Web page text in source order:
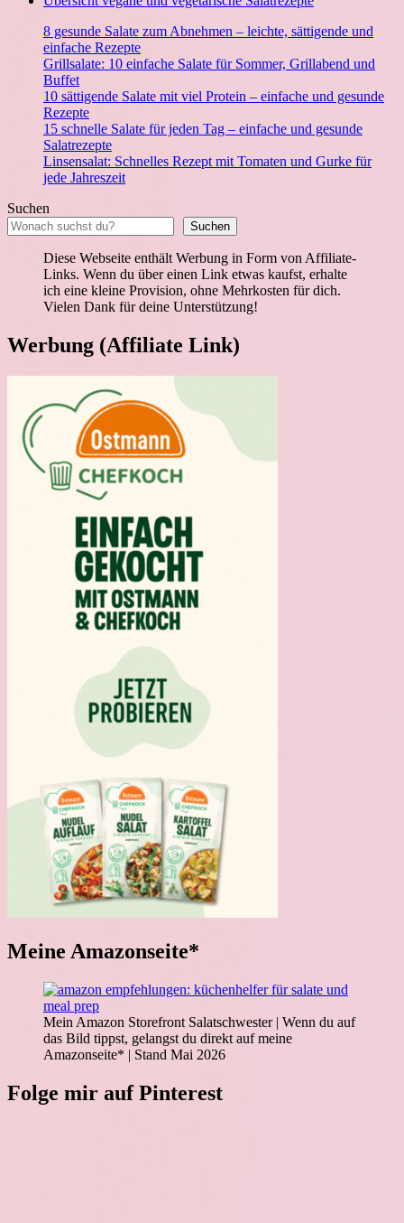
8 gesunde Salate zum Abnehmen – leichte, sättigende und
einfache Rezepte
Grillsalate: 10 einfache Salate für Sommer, Grillabend und
Buffet
10 sättigende Salate mit viel Protein – einfache und gesunde
Rezepte
15 schnelle Salate für jeden Tag – einfache und gesunde
Salatrezepte
Linsensalat: Schnelles Rezept mit Tomaten und Gurke für
jede Jahreszeit
Suchen
Suchen
Diese Webseite enthält Werbung in Form von Affiliate-
Links. Wenn du über einen Link etwas kaufst, erhalte
ich eine kleine Provision, ohne Mehrkosten für dich.
Vielen Dank für deine Unterstützung!
Werbung (Affiliate Link)
Meine Amazonseite*
Mein Amazon Storefront Salatschwester | Wenn du auf
das Bild tippst, gelangst du direkt auf meine
Amazonseite* | Stand Mai 2026
Folge mir auf Pinterest